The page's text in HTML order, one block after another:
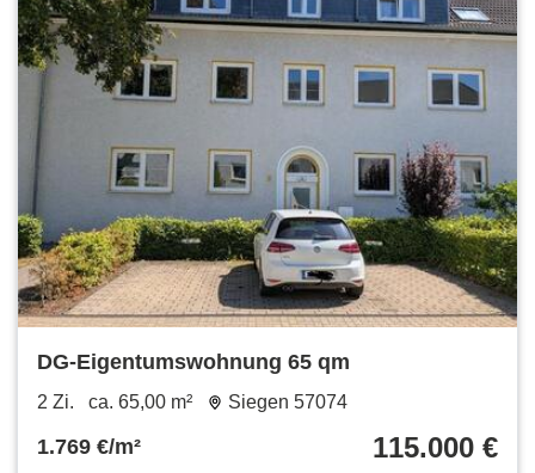
DG-Eigentumswohnung 65 qm
2 Zi. ca. 65,00 m² Siegen 57074
1.769 €/m² 115.000 €